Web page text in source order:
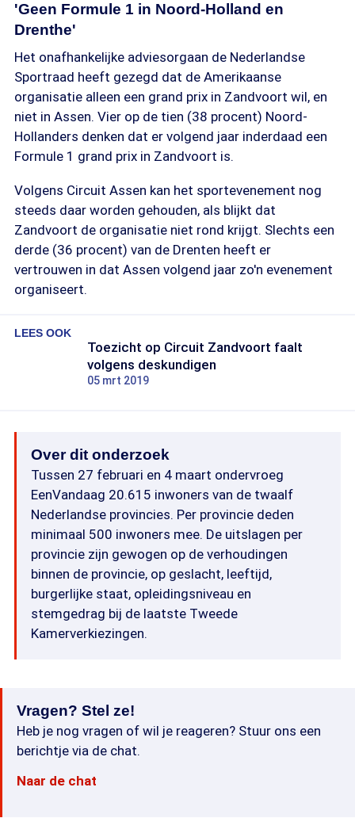
'Geen Formule 1 in Noord-Holland en
Drenthe'
Het onafhankelijke adviesorgaan de Nederlandse
Sportraad heeft gezegd dat de Amerikaanse
organisatie alleen een grand prix in Zandvoort wil, en
niet in Assen. Vier op de tien (38 procent) Noord-
Hollanders denken dat er volgend jaar inderdaad een
Formule 1 grand prix in Zandvoort is.
Volgens Circuit Assen kan het sportevenement nog
steeds daar worden gehouden, als blijkt dat
Zandvoort de organisatie niet rond krijgt. Slechts een
derde (36 procent) van de Drenten heeft er
vertrouwen in dat Assen volgend jaar zo'n evenement
organiseert.
LEES OOK
Toezicht op Circuit Zandvoort faalt
volgens deskundigen
05 mrt 2019
Over dit onderzoek
Tussen 27 februari en 4 maart ondervroeg
EenVandaag 20.615 inwoners van de twaalf
Nederlandse provincies. Per provincie deden
minimaal 500 inwoners mee. De uitslagen per
provincie zijn gewogen op de verhoudingen
binnen de provincie, op geslacht, leeftijd,
burgerlijke staat, opleidingsniveau en
stemgedrag bij de laatste Tweede
Kamerverkiezingen.
Vragen? Stel ze!
Heb je nog vragen of wil je reageren? Stuur ons een
berichtje via de chat.
Naar de chat